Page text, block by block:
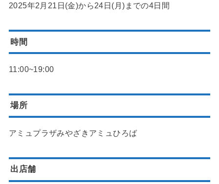
2025年2月21日(金)から24日(月)までの4日間
時間
11:00~19:00
場所
アミュプラザみやざきアミュひろば
出店舗